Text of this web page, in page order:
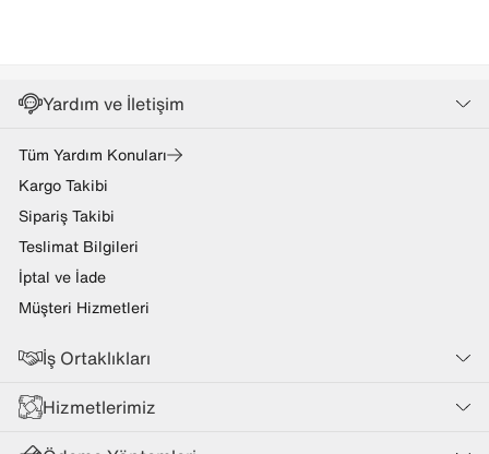
Yardım ve İletişim
Tüm Yardım Konuları
Kargo Takibi
Sipariş Takibi
Teslimat Bilgileri
İptal ve İade
Müşteri Hizmetleri
İş Ortaklıkları
Hizmetlerimiz